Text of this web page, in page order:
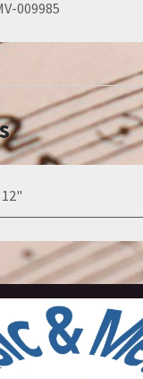
009985